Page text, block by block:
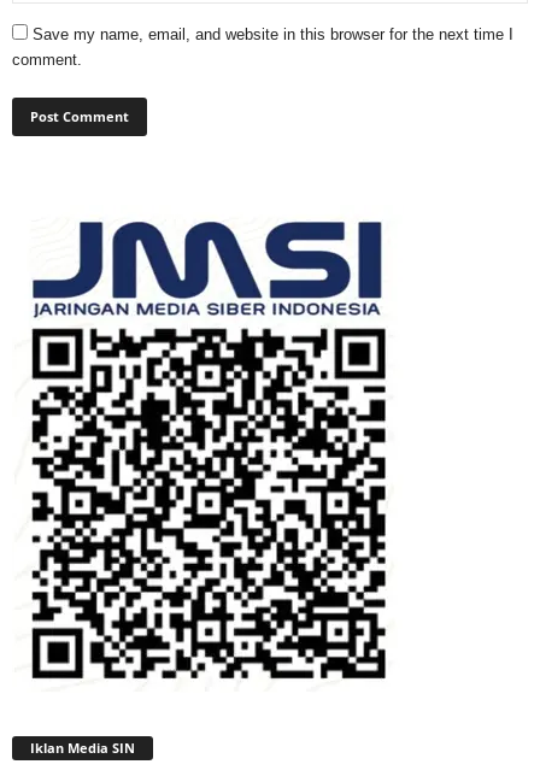
Save my name, email, and website in this browser for the next time I
comment.
Iklan Media SIN